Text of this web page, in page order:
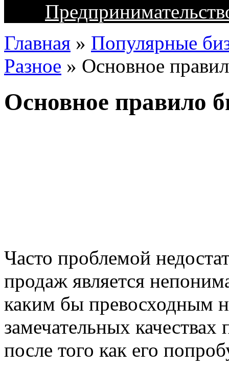
Главная » Популярные
Разное » Основное
Основное правило
Часто проблемой
продаж является
каким бы превосходным
замечательных качествах
после того как его